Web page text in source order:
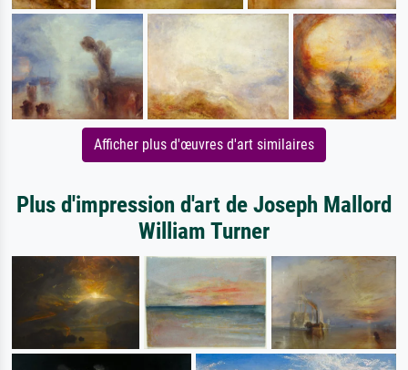
Afficher plus d'œuvres d'art similaires
Plus d'impression d'art de Joseph Mallord
William Turner